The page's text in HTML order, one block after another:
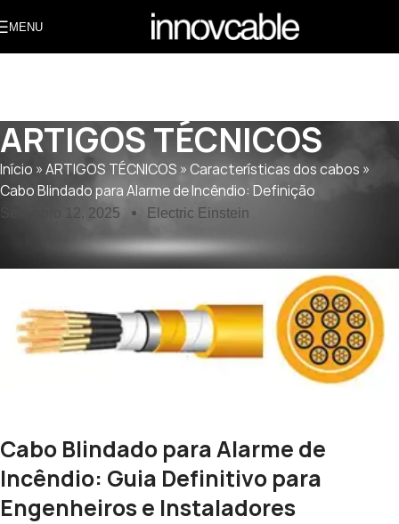
MENU
ARTIGOS TÉCNICOS
Início »ARTIGOS TÉCNICOS »Características dos cabos »
Cabo Blindado para Alarme de Incêndio: Definição
Setembro 12, 2025 Electric Einstein
Cabo Blindado para Alarme de
Incêndio: Guia Definitivo para
Engenheiros e Instaladores